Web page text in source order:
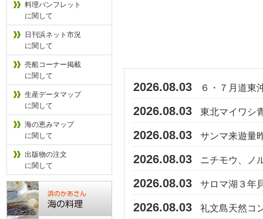
料理パンフレット
に関して
日刊浜ネット市況
に関して
売船コーナー掲載
に関して
生産データマップ
に関して
海の恵みマップ
に関して
出版物の注文
に関して
2026.08.03 ６・７月道東
2026.08.03 東北マイワシ
2026.08.03 サンマ来遊量
2026.08.03 ニチモウ、ノ
2026.08.03 サロマ湖３年
2026.08.03 礼文島天然コ